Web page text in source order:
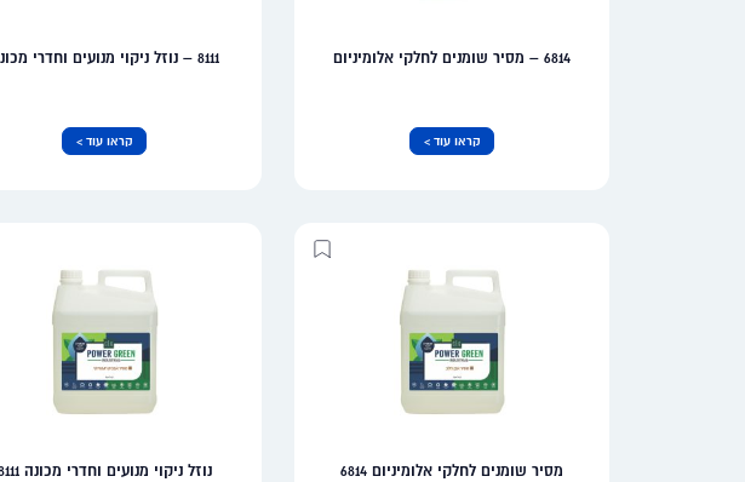
6814 – מסיר שומנים לחלקי אלומיניום
קראו עוד >
8111 – נוזל ניקוי מנועים וחדרי מכונה
קראו עוד >
מסיר שומנים לחלקי אלומיניום 6814 נוזל ניקוי מנועים וחדרי מכונה 8111